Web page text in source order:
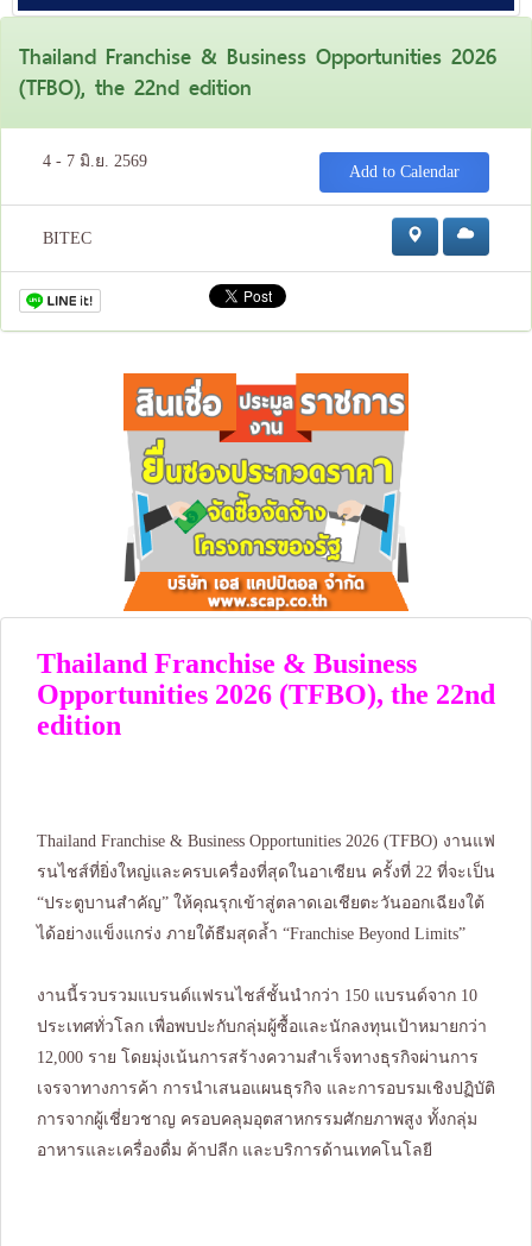
Thailand Franchise & Business Opportunities 2026
(TFBO), the 22nd edition
4 - 7 มิ.ย. 2569
Add to Calendar
BITEC
Thailand Franchise & Business
Opportunities 2026 (TFBO), the 22nd
edition
Thailand Franchise & Business Opportunities 2026 (TFBO) งานแฟ
รนไชส์ที่ยิ่งใหญ่และครบเครื่องที่สุดในอาเซียน ครั้งที่ 22 ที่จะเป็น
“ประตูบานสำคัญ” ให้คุณรุกเข้าสู่ตลาดเอเชียตะวันออกเฉียงใต้
ได้อย่างแข็งแกร่ง ภายใต้ธีมสุดล้ำ “Franchise Beyond Limits”
งานนี้รวบรวมแบรนด์แฟรนไชส์ชั้นนำกว่า 150 แบรนด์จาก 10
ประเทศทั่วโลก เพื่อพบปะกับกลุ่มผู้ซื้อและนักลงทุนเป้าหมายกว่า
12,000 ราย โดยมุ่งเน้นการสร้างความสำเร็จทางธุรกิจผ่านการ
เจรจาทางการค้า การนำเสนอแผนธุรกิจ และการอบรมเชิงปฏิบัติ
การจากผู้เชี่ยวชาญ ครอบคลุมอุตสาหกรรมศักยภาพสูง ทั้งกลุ่ม
อาหารและเครื่องดื่ม ค้าปลีก และบริการด้านเทคโนโลยี